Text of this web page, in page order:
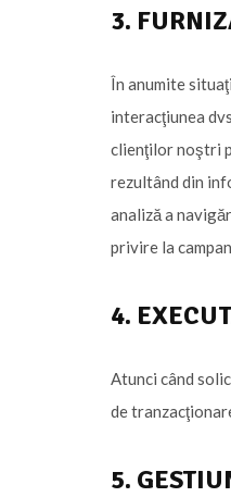
3.
În anumite
interacţiunea
clienţilor noştri
rezultând din
analiză a
privire la
4.
Atunci când
de
5.